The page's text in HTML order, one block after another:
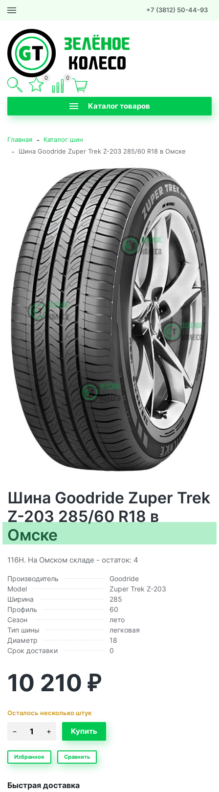
+7 (3812) 50-44-93
Каталог товаров
0 0
Главная - Каталог шин
- Шина Goodride Zuper Trek Z-203 285/60 R18 в Омске
Шина Goodride Zuper Trek
Z-203 285/60 R18 в
Омске
116H. На Омском складе - остаток: 4
Производитель
Goodride
Model
Zuper Trek Z-203
Ширина
285
Профиль
60
Сезон
лето
Тип шины
легковая
Диаметр
18
Срок доставки
0
10 210 ₽
Осталось несколько штук
Избранное Сравнить
Быстрая доставка